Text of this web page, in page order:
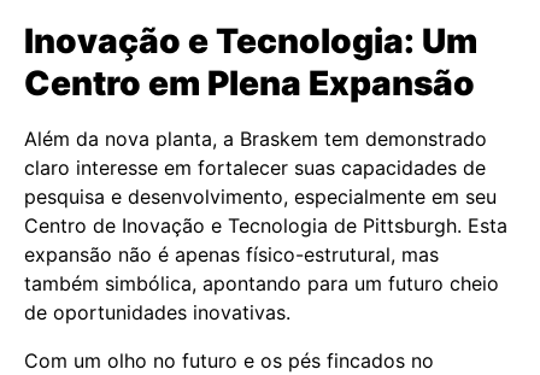
Inovação e Tecnologia: Um
Centro em Plena Expansão
Além da nova planta, a Braskem tem demonstrado
claro interesse em fortalecer suas capacidades de
pesquisa e desenvolvimento, especialmente em seu
Centro de Inovação e Tecnologia de Pittsburgh. Esta
expansão não é apenas físico-estrutural, mas
também simbólica, apontando para um futuro cheio
de oportunidades inovativas.
Com um olho no futuro e os pés fincados no